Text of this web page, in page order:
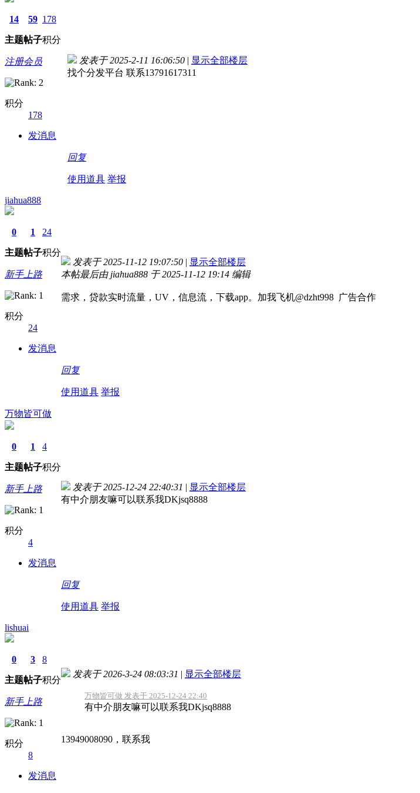
14
主题
59
帖子
178
积分
注册会员
积分
178
发消息
发表于 2025-2-11 16:06:50 | 显示全部楼层
找个分发平台 联系13791617311
回复
使用道具 举报
jiahua888
0
主题
1
帖子
24
积分
新手上路
积分
24
发消息
发表于 2025-11-12 19:07:50 | 显示全部楼层
本帖最后由 jiahua888 于 2025-11-12 19:14 编辑
需求，贷款实时流量，UV，信息流，下载app。加我飞机@dzht998 广告合作
回复
使用道具 举报
万物皆可做
0
主题
1
帖子
4
积分
新手上路
积分
4
发消息
发表于 2025-12-24 22:40:31 | 显示全部楼层
有中介朋友嘛可以联系我DKjsq8888
回复
使用道具 举报
lishuai
0
主题
3
帖子
8
积分
新手上路
积分
8
发消息
发表于 2026-3-24 08:03:31 | 显示全部楼层
万物皆可做 发表于 2025-12-24 22:40
有中介朋友嘛可以联系我DKjsq8888
13949008090，联系我